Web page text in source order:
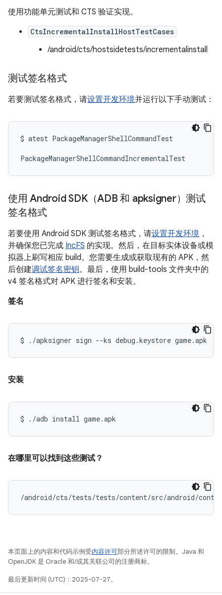
使用功能单元测试和 CTS 验证实现。
CtsIncrementalInstallHostTestCases
/android/cts/hostsidetests/incrementalinstall
测试签名格式
若要测试签名格式，请设置开发环境并运行以下手动测试：
$ atest PackageManagerShellCommandTest
PackageManagerShellCommandIncrementalTest
使用 Android SDK（ADB 和 apksigner）测试
签名格式
若要使用 Android SDK 测试签名格式，请设置开发环境 ，
并确保您已完成 IncFS 的实现。然后，在目标实体设备或模
拟器上刷写相应 build。您需要生成或获取现有的 APK，然
后创建调试签名密钥。最后，使用 build-tools 文件夹中的
v4 签名格式对 APK 进行签名和安装。
签名
$ ./apksigner sign --ks debug.keystore game.apk
安装
$ ./adb install game.apk
在哪里可以找到这些测试？
/android/cts/tests/tests/content/src/android/content/
本页面上的内容和代码示例受内容许可部分所述许可的限制。Java 和
OpenJDK 是 Oracle 和/或其关联公司的注册商标。
最后更新时间 (UTC)：2025-07-27。